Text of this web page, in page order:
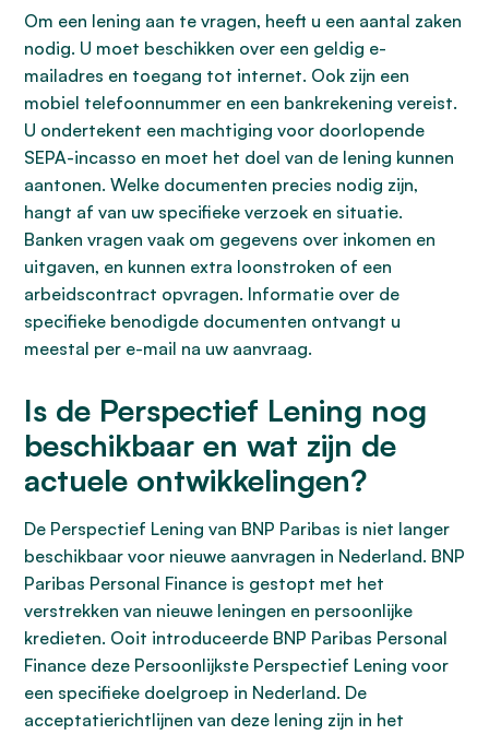
Om een lening aan te vragen, heeft u een aantal zaken
nodig. U moet beschikken over een geldig e-
mailadres en toegang tot internet. Ook zijn een
mobiel telefoonnummer en een bankrekening vereist.
U ondertekent een machtiging voor doorlopende
SEPA-incasso en moet het doel van de lening kunnen
aantonen. Welke documenten precies nodig zijn,
hangt af van uw specifieke verzoek en situatie.
Banken vragen vaak om gegevens over inkomen en
uitgaven, en kunnen extra loonstroken of een
arbeidscontract opvragen. Informatie over de
specifieke benodigde documenten ontvangt u
meestal per e-mail na uw aanvraag.
Is de Perspectief Lening nog
beschikbaar en wat zijn de
actuele ontwikkelingen?
De Perspectief Lening van BNP Paribas is niet langer
beschikbaar voor nieuwe aanvragen in Nederland. BNP
Paribas Personal Finance is gestopt met het
verstrekken van nieuwe leningen en persoonlijke
kredieten. Ooit introduceerde BNP Paribas Personal
Finance deze Persoonlijkste Perspectief Lening voor
een specifieke doelgroep in Nederland. De
acceptatierichtlijnen van deze lening zijn in het